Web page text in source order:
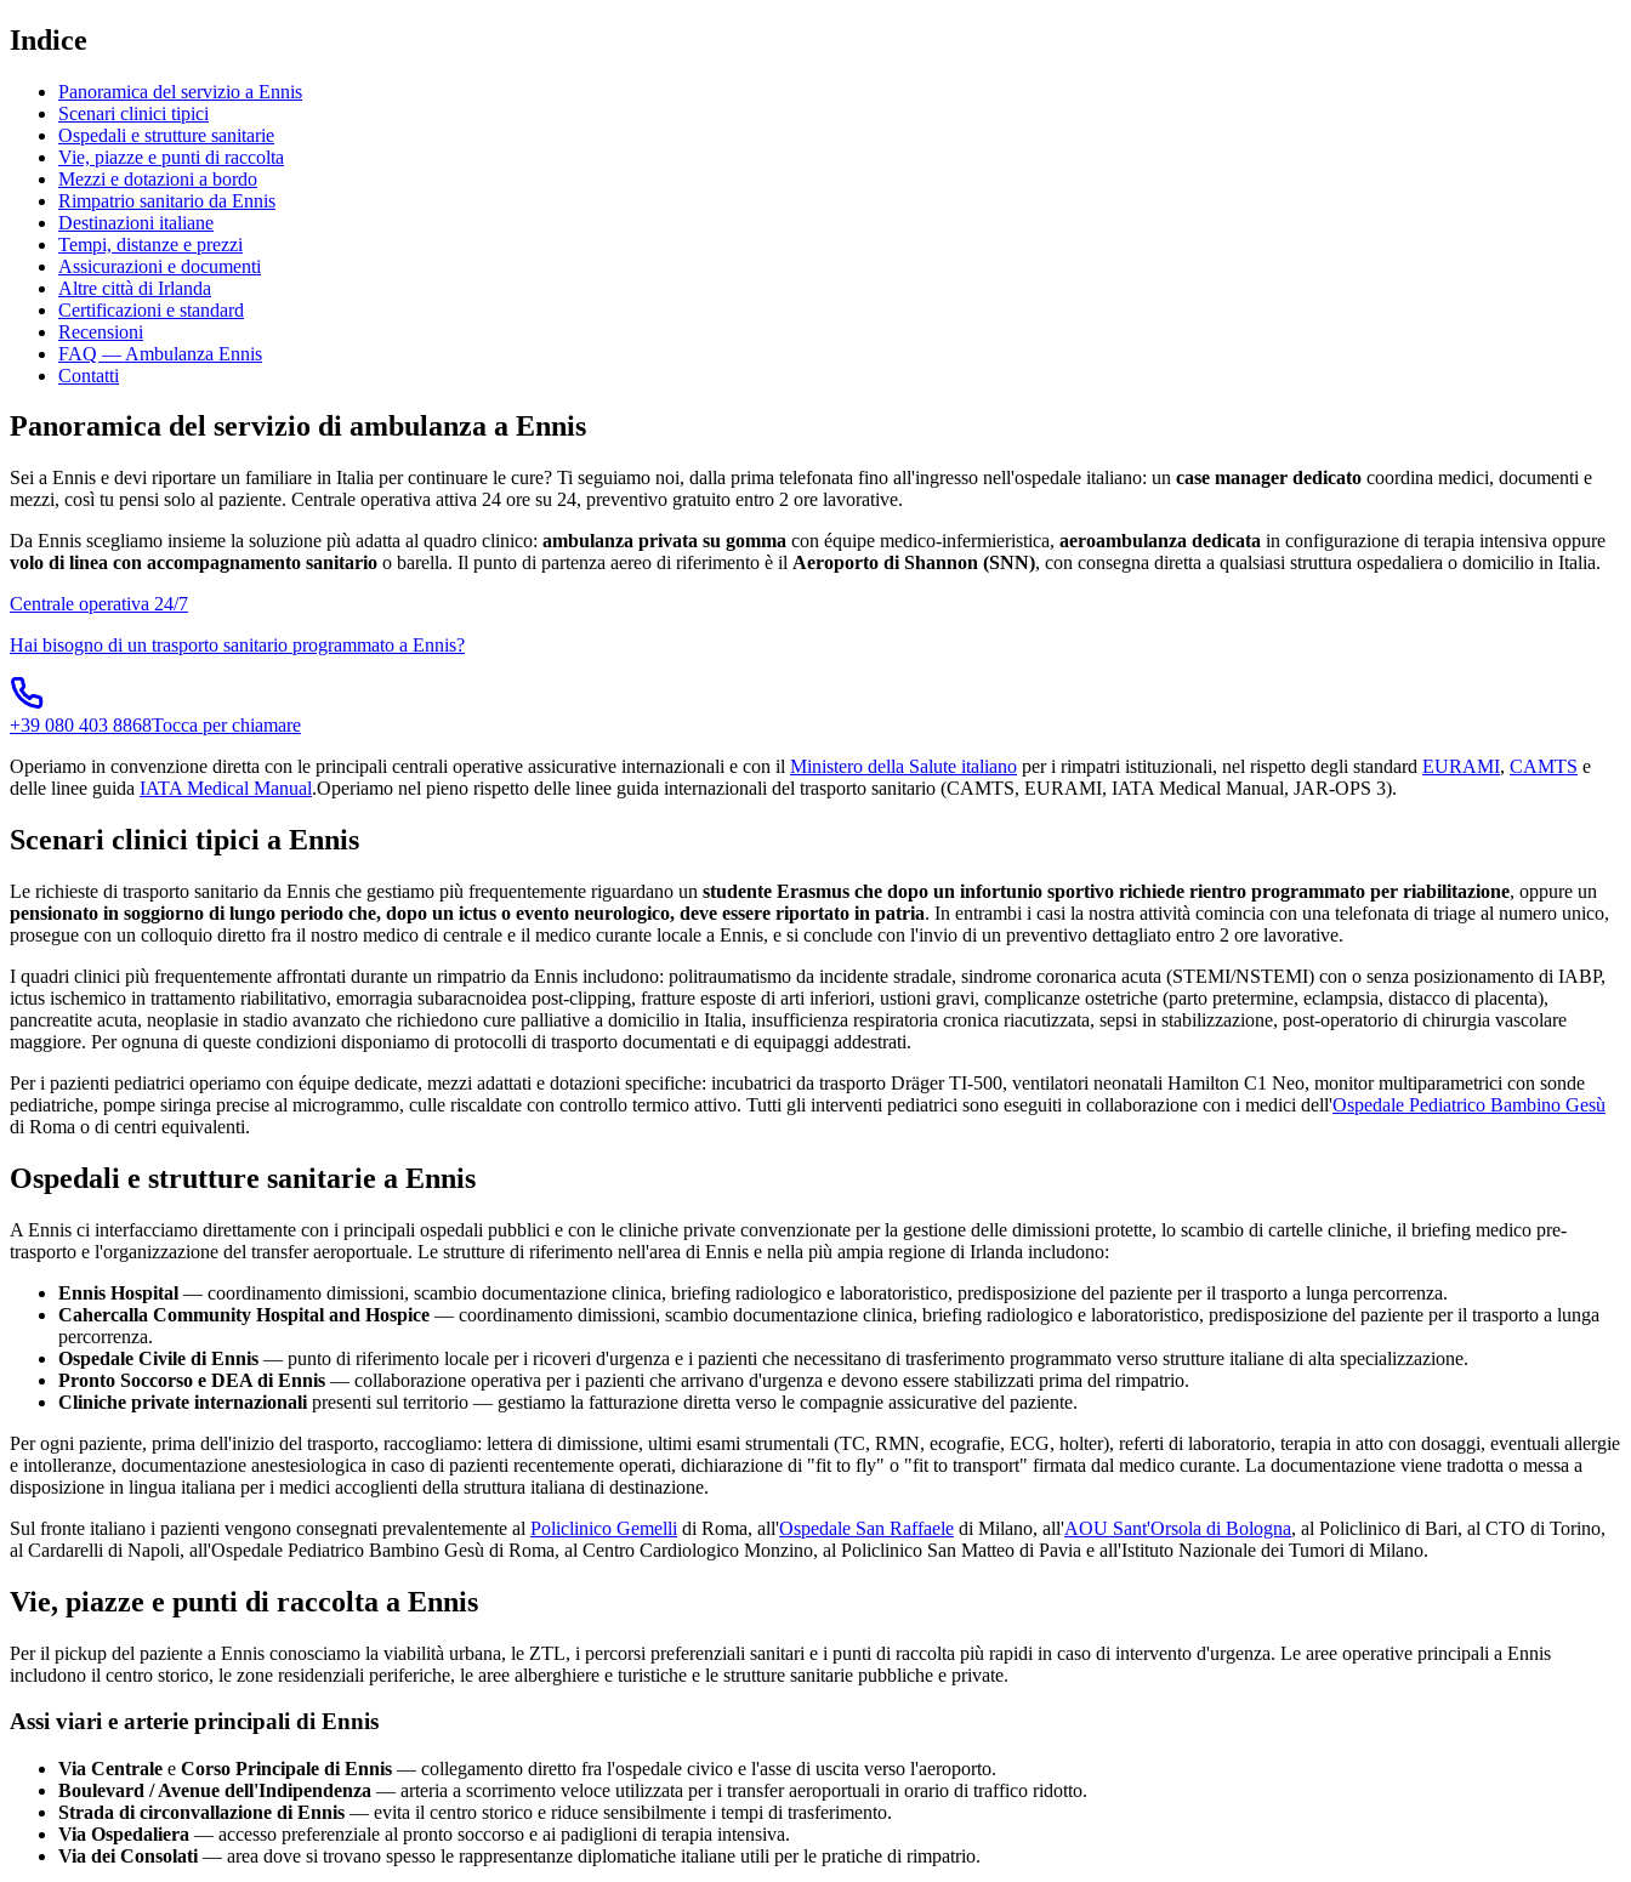
Indice
Panoramica del servizio a Ennis
Scenari clinici tipici
Ospedali e strutture sanitarie
Vie, piazze e punti di raccolta
Mezzi e dotazioni a bordo
Rimpatrio sanitario da Ennis
Destinazioni italiane
Tempi, distanze e prezzi
Assicurazioni e documenti
Altre città di Irlanda
Certificazioni e standard
Recensioni
FAQ — Ambulanza Ennis
Contatti
Panoramica del servizio di ambulanza a Ennis
Sei a Ennis e devi riportare un familiare in Italia per continuare le cure? Ti seguiamo noi, dalla prima telefonata fino all'ingresso nell'ospedale italiano: un case manager dedicato coordina medici, documenti e
mezzi, così tu pensi solo al paziente. Centrale operativa attiva 24 ore su 24, preventivo gratuito entro 2 ore lavorative.
Da Ennis scegliamo insieme la soluzione più adatta al quadro clinico: ambulanza privata su gomma con équipe medico-infermieristica, aeroambulanza dedicata in configurazione di terapia intensiva oppure
volo di linea con accompagnamento sanitario o barella. Il punto di partenza aereo di riferimento è il Aeroporto di Shannon (SNN), con consegna diretta a qualsiasi struttura ospedaliera o domicilio in Italia.
Centrale operativa 24/7
Hai bisogno di un trasporto sanitario programmato a Ennis?
+39 080 403 8868Tocca per chiamare
Operiamo in convenzione diretta con le principali centrali operative assicurative internazionali e con il Ministero della Salute italiano per i rimpatri istituzionali, nel rispetto degli standard EURAMI, CAMTS e
delle linee guida IATA Medical Manual.Operiamo nel pieno rispetto delle linee guida internazionali del trasporto sanitario (CAMTS, EURAMI, IATA Medical Manual, JAR-OPS 3).
Scenari clinici tipici a Ennis
Le richieste di trasporto sanitario da Ennis che gestiamo più frequentemente riguardano un studente Erasmus che dopo un infortunio sportivo richiede rientro programmato per riabilitazione, oppure un
pensionato in soggiorno di lungo periodo che, dopo un ictus o evento neurologico, deve essere riportato in patria. In entrambi i casi la nostra attività comincia con una telefonata di triage al numero unico,
prosegue con un colloquio diretto fra il nostro medico di centrale e il medico curante locale a Ennis, e si conclude con l'invio di un preventivo dettagliato entro 2 ore lavorative.
I quadri clinici più frequentemente affrontati durante un rimpatrio da Ennis includono: politraumatismo da incidente stradale, sindrome coronarica acuta (STEMI/NSTEMI) con o senza posizionamento di IABP,
ictus ischemico in trattamento riabilitativo, emorragia subaracnoidea post-clipping, fratture esposte di arti inferiori, ustioni gravi, complicanze ostetriche (parto pretermine, eclampsia, distacco di placenta),
pancreatite acuta, neoplasie in stadio avanzato che richiedono cure palliative a domicilio in Italia, insufficienza respiratoria cronica riacutizzata, sepsi in stabilizzazione, post-operatorio di chirurgia vascolare
maggiore. Per ognuna di queste condizioni disponiamo di protocolli di trasporto documentati e di equipaggi addestrati.
Per i pazienti pediatrici operiamo con équipe dedicate, mezzi adattati e dotazioni specifiche: incubatrici da trasporto Dräger TI-500, ventilatori neonatali Hamilton C1 Neo, monitor multiparametrici con sonde
pediatriche, pompe siringa precise al microgrammo, culle riscaldate con controllo termico attivo. Tutti gli interventi pediatrici sono eseguiti in collaborazione con i medici dell'Ospedale Pediatrico Bambino Gesù
di Roma o di centri equivalenti.
Ospedali e strutture sanitarie a Ennis
A Ennis ci interfacciamo direttamente con i principali ospedali pubblici e con le cliniche private convenzionate per la gestione delle dimissioni protette, lo scambio di cartelle cliniche, il briefing medico pre-
trasporto e l'organizzazione del transfer aeroportuale. Le strutture di riferimento nell'area di Ennis e nella più ampia regione di Irlanda includono:
Ennis Hospital — coordinamento dimissioni, scambio documentazione clinica, briefing radiologico e laboratoristico, predisposizione del paziente per il trasporto a lunga percorrenza.
Cahercalla Community Hospital and Hospice — coordinamento dimissioni, scambio documentazione clinica, briefing radiologico e laboratoristico, predisposizione del paziente per il trasporto a lunga
percorrenza.
Ospedale Civile di Ennis — punto di riferimento locale per i ricoveri d'urgenza e i pazienti che necessitano di trasferimento programmato verso strutture italiane di alta specializzazione.
Pronto Soccorso e DEA di Ennis — collaborazione operativa per i pazienti che arrivano d'urgenza e devono essere stabilizzati prima del rimpatrio.
Cliniche private internazionali presenti sul territorio — gestiamo la fatturazione diretta verso le compagnie assicurative del paziente.
Per ogni paziente, prima dell'inizio del trasporto, raccogliamo: lettera di dimissione, ultimi esami strumentali (TC, RMN, ecografie, ECG, holter), referti di laboratorio, terapia in atto con dosaggi, eventuali allergie
e intolleranze, documentazione anestesiologica in caso di pazienti recentemente operati, dichiarazione di "fit to fly" o "fit to transport" firmata dal medico curante. La documentazione viene tradotta o messa a
disposizione in lingua italiana per i medici accoglienti della struttura italiana di destinazione.
Sul fronte italiano i pazienti vengono consegnati prevalentemente al Policlinico Gemelli di Roma, all'Ospedale San Raffaele di Milano, all'AOU Sant'Orsola di Bologna, al Policlinico di Bari, al CTO di Torino,
al Cardarelli di Napoli, all'Ospedale Pediatrico Bambino Gesù di Roma, al Centro Cardiologico Monzino, al Policlinico San Matteo di Pavia e all'Istituto Nazionale dei Tumori di Milano.
Vie, piazze e punti di raccolta a Ennis
Per il pickup del paziente a Ennis conosciamo la viabilità urbana, le ZTL, i percorsi preferenziali sanitari e i punti di raccolta più rapidi in caso di intervento d'urgenza. Le aree operative principali a Ennis
includono il centro storico, le zone residenziali periferiche, le aree alberghiere e turistiche e le strutture sanitarie pubbliche e private.
Assi viari e arterie principali di Ennis
Via Centrale e Corso Principale di Ennis — collegamento diretto fra l'ospedale civico e l'asse di uscita verso l'aeroporto.
Boulevard / Avenue dell'Indipendenza — arteria a scorrimento veloce utilizzata per i transfer aeroportuali in orario di traffico ridotto.
Strada di circonvallazione di Ennis — evita il centro storico e riduce sensibilmente i tempi di trasferimento.
Via Ospedaliera — accesso preferenziale al pronto soccorso e ai padiglioni di terapia intensiva.
Via dei Consolati — area dove si trovano spesso le rappresentanze diplomatiche italiane utili per le pratiche di rimpatrio.